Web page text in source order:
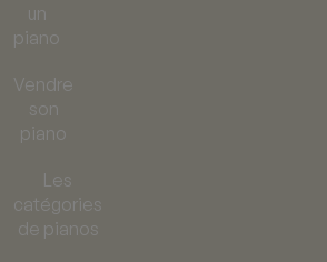
un
piano
Vendre
son
piano
Les
catégories
de pianos